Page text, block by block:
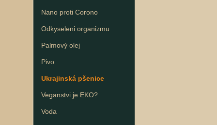
Nano proti Corono
Odkyseleni organizmu
Palmový olej
Pivo
Ukrajinská pšenice
Veganstvi je EKO?
Voda